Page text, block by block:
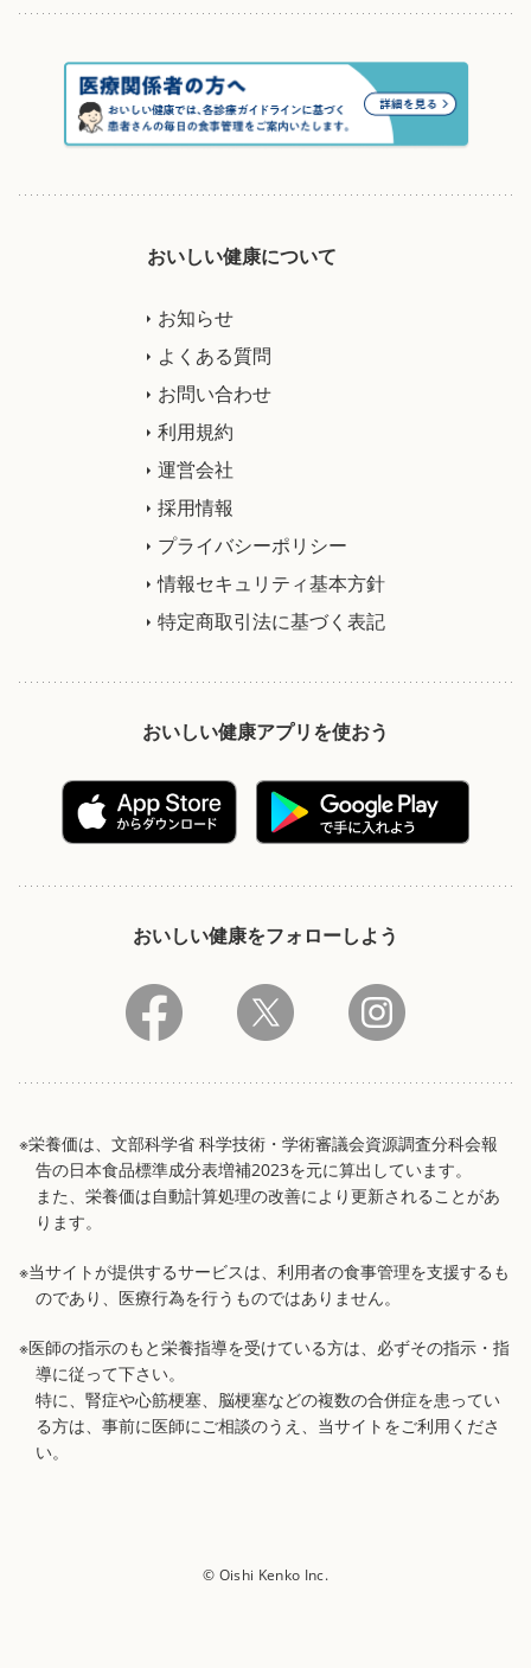
おいしい健康について
お知らせ
よくある質問
お問い合わせ
利用規約
運営会社
採用情報
プライバシーポリシー
情報セキュリティ基本方針
特定商取引法に基づく表記
おいしい健康アプリを使おう
おいしい健康をフォローしよう
※栄養価は、文部科学省 科学技術・学術審議会資源調査分科会報
告の日本食品標準成分表増補2023を元に算出しています。
また、栄養価は自動計算処理の改善により更新されることがあ
ります。
※当サイトが提供するサービスは、利用者の食事管理を支援するも
のであり、医療行為を行うものではありません。
※医師の指示のもと栄養指導を受けている方は、必ずその指示・指
導に従って下さい。
特に、腎症や心筋梗塞、脳梗塞などの複数の合併症を患ってい
る方は、事前に医師にご相談のうえ、当サイトをご利用くださ
い。
© Oishi Kenko Inc.